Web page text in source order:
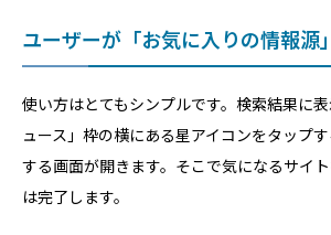
ユーザーが「お気に入りの情報源
使い方はとてもシンプルです。検索結果に
ュース」枠の横にある星アイコンをタップ
する画面が開きます。そこで気になるサイ
は完了します。